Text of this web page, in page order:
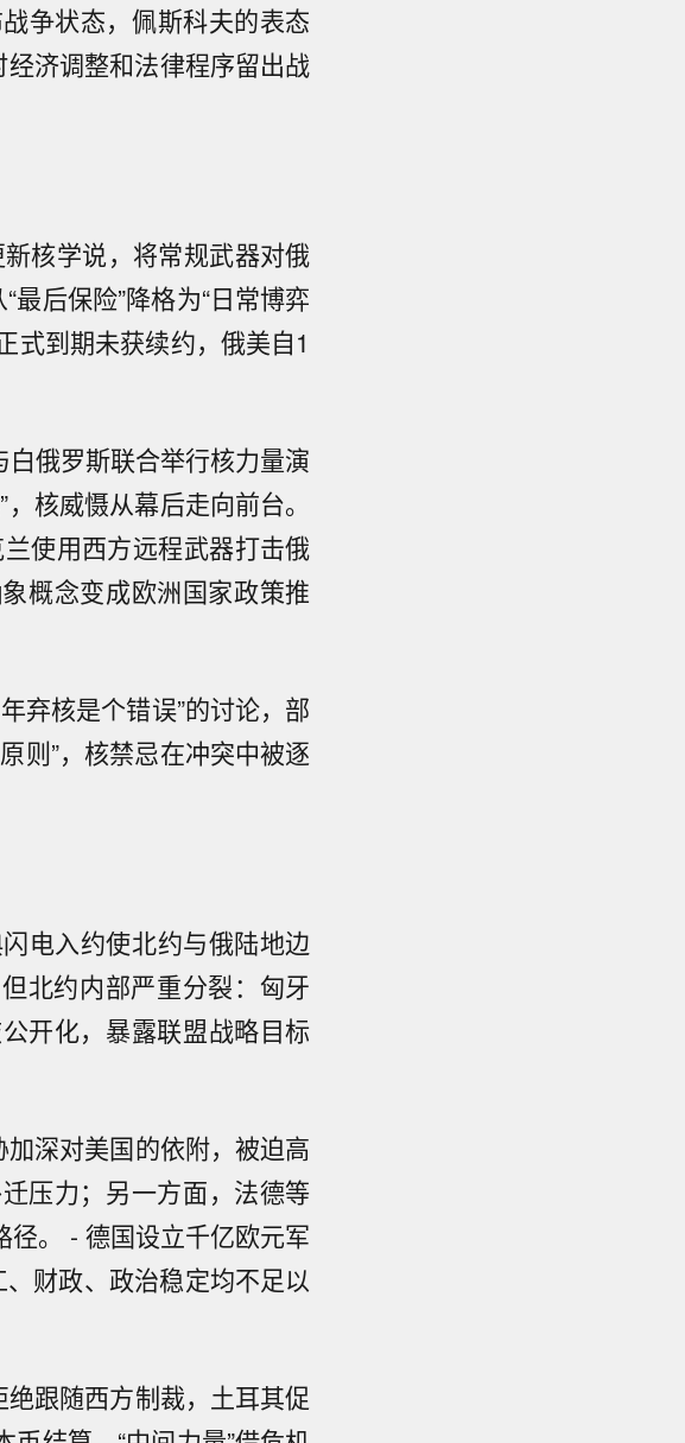
争状态，佩斯科夫的表态
济调整和法律程序留出战
核学说，将常规武器对俄
最后保险”降格为“日常博弈
式到期未获续约，俄美自1
俄罗斯联合举行核力量演
核威慑从幕后走向前台。
使用西方远程武器打击俄
概念变成欧洲国家政策推
弃核是个错误”的讨论，部
则”，核禁忌在冲突中被逐
电入约使北约与俄陆地边
北约内部严重分裂：匈牙
开化，暴露联盟战略目标
深对美国的依附，被迫高
压力；另一方面，法德等
。 - 德国设立千亿欧元军
财政、政治稳定均不足以
跟随西方制裁，土耳其促